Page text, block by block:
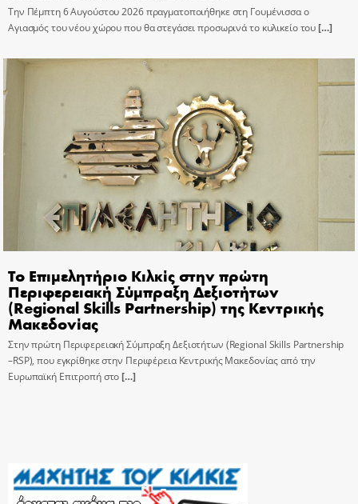
Την Πέμπτη 6 Αυγούστου 2026 πραγματοποιήθηκε στη Γουμένισσα ο
Αγιασμός του νέου χώρου που θα στεγάσει προσωρινά το κυλικείο του[…]
Το Επιμελητήριο Κιλκίς στην πρώτη
Περιφερειακή Σύμπραξη Δεξιοτήτων
(Regional Skills Partnership) της Κεντρικής
Μακεδονίας
Στην πρώτη Περιφερειακή Σύμπραξη Δεξιοτήτων (Regional Skills Partnership
–RSP), που εγκρίθηκε στην Περιφέρεια Κεντρικής Μακεδονίας από την
Ευρωπαϊκή Επιτροπή στο[…]